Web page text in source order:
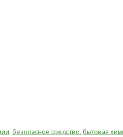
, безопасное средство, бытовая